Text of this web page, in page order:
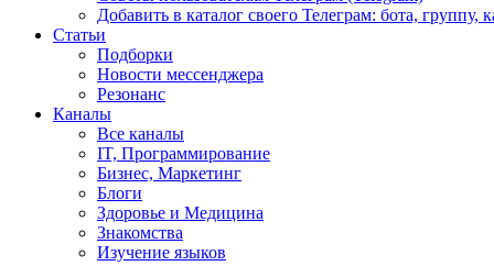
Добавить в каталог своего Телеграм: бота, группу,
Статьи
Подборки
Новости мессенджера
Резонанс
Каналы
Все каналы
IT, Программирование
Бизнес, Маркетинг
Блоги
Здоровье и Медицина
Знакомства
Изучение языков